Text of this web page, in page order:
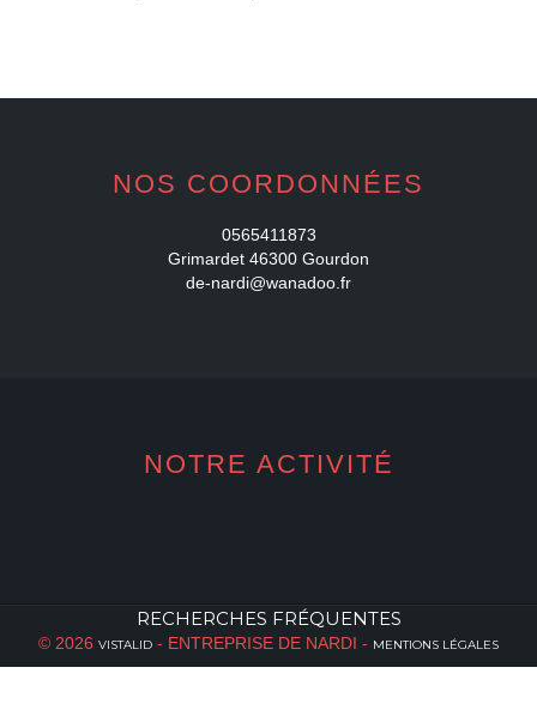
NOS COORDONNÉES
0565411873
Grimardet 46300 Gourdon
de-nardi@wanadoo.fr
NOTRE ACTIVITÉ
RECHERCHES FRÉQUENTES
© 2026 VISTALID - ENTREPRISE DE NARDI - MENTIONS LÉGALES